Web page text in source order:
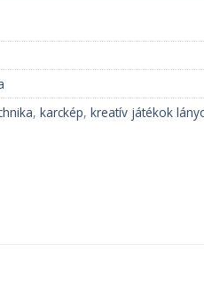
, karckép, kreatív játékok